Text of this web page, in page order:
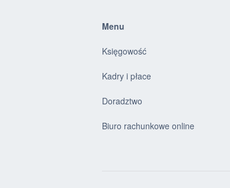
Menu
Księgowość
Kadry i płace
Doradztwo
Biuro rachunkowe online